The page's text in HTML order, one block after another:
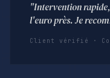
"Intervention
l'euro près. Je
Client vérifié ·